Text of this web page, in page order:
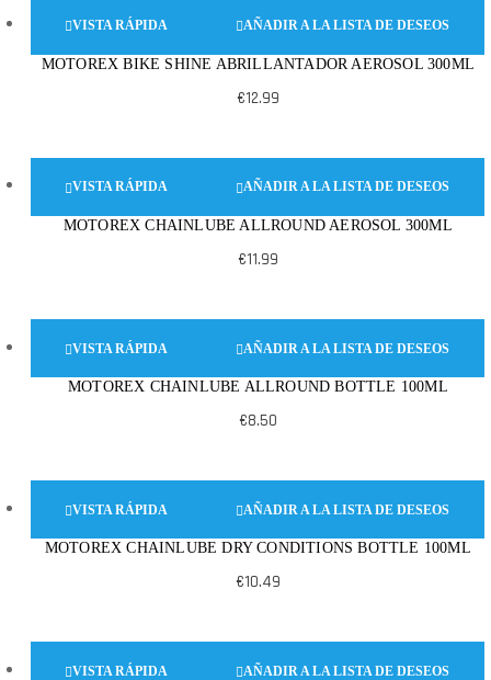
VISTA RÁPIDA AÑADIR A LA LISTA DE DESEOS
MOTOREX BIKE SHINE ABRILLANTADOR AEROSOL 300ML
€12.99
VISTA RÁPIDA AÑADIR A LA LISTA DE DESEOS
MOTOREX CHAINLUBE ALLROUND AEROSOL 300ML
€11.99
VISTA RÁPIDA AÑADIR A LA LISTA DE DESEOS
MOTOREX CHAINLUBE ALLROUND BOTTLE 100ML
€8.50
VISTA RÁPIDA AÑADIR A LA LISTA DE DESEOS
MOTOREX CHAINLUBE DRY CONDITIONS BOTTLE 100ML
€10.49
VISTA RÁPIDA AÑADIR A LA LISTA DE DESEOS